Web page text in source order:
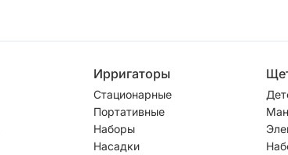
Ирригаторы
Стационарные
Портативные
Наборы
Насадки